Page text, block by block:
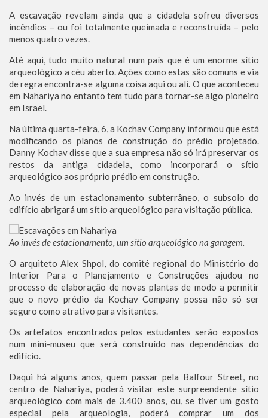
A escavação revelam ainda que a cidadela sofreu diversos
incêndios – ou foi totalmente queimada e reconstruída – pelo
menos quatro vezes.
Até aqui, tudo muito natural num país que é um enorme sítio
arqueológico a céu aberto. Ações como estas são comuns e via
de regra encontra-se alguma coisa aqui ou ali. O que aconteceu
em Nahariya no entanto tem tudo para tornar-se algo pioneiro
em Israel.
Na última quarta-feira, 6, a Kochav Company informou que está
modificando os planos de construção do prédio projetado.
Danny Kochav disse que a sua empresa não só irá preservar os
restos da antiga cidadela, como incorporará o sítio
arqueológico aos próprio prédio em construção.
Ao invés de um estacionamento subterrâneo, o subsolo do
edifício abrigará um sítio arqueológico para visitação pública.
Ao invés de estacionamento, um sítio arqueológico na garagem.
O arquiteto Alex Shpol, do comitê regional do Ministério do
Interior Para o Planejamento e Construções ajudou no
processo de elaboração de novas plantas de modo a permitir
que o novo prédio da Kochav Company possa não só ser
seguro como atrativo para visitantes.
Os artefatos encontrados pelos estudantes serão expostos
num mini-museu que será construído nas dependências do
edifício.
Daqui há alguns anos, quem passar pela Balfour Street, no
centro de Nahariya, poderá visitar este surpreendente sítio
arqueológico com mais de 3.400 anos, ou, se tiver um gosto
especial pela arqueologia, poderá comprar um dos